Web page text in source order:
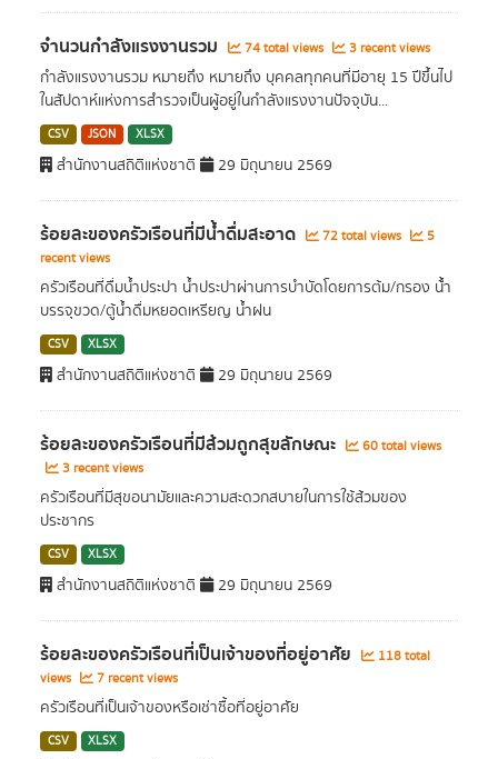
จำนวนกำลังแรงงานรวม 74 total views 3 recent views
กำลังแรงงานรวม หมายถึง หมายถึง บุคคลทุกคนที่มีอายุ 15 ปีขึ้นไป
ในสัปดาห์แห่งการสำรวจเป็นผู้อยู่ในกำลังแรงงานปัจจุบัน...
CSV JSON XLSX
สำนักงานสถิติแห่งชาติ 29 มิถุนายน 2569
ร้อยละของครัวเรือนที่มีน้ำดื่มสะอาด 72 total views
5
recent views
ครัวเรือนที่ดื่มน้ำประปา น้ำประปาผ่านการบําบัดโดยการต้ม/กรอง น้้ำ
บรรจุขวด/ตู้น้ำดื่มหยอดเหรียญ น้ำฝน
CSV XLSX
สำนักงานสถิติแห่งชาติ 29 มิถุนายน 2569
ร้อยละของครัวเรือนที่มีส้วมถูกสุขลักษณะ
60 total views
3 recent views
ครัวเรือนที่มีสุขอนามัยและความสะดวกสบายในการใช้ส้วมของ
ประชากร
CSV XLSX
สำนักงานสถิติแห่งชาติ 29 มิถุนายน 2569
ร้อยละของครัวเรือนที่เป็นเจ้าของที่อยู่อาศัย
118 total
views
7 recent views
ครัวเรือนที่เป็นเจ้าของหรือเช่าซื้อที่อยู่อาศัย
CSV XLSX